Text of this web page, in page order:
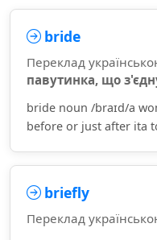
bride
Переклад
павутинка, що
bride noun /braɪd/a
before or just after ita
briefly
Переклад